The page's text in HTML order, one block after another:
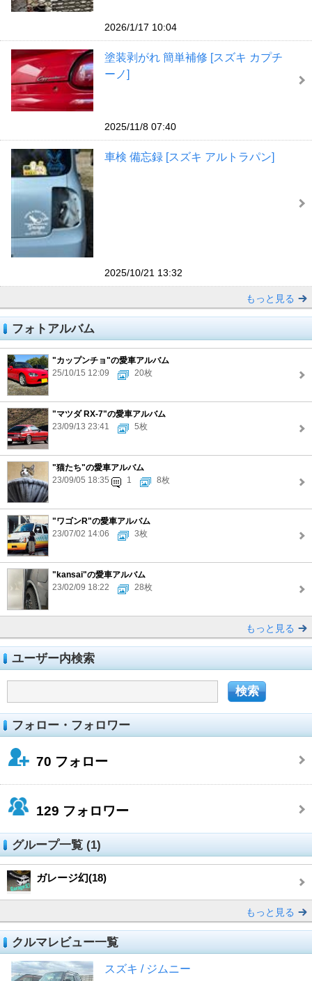
2026/1/17 10:04
塗装剥がれ 簡単補修 [スズキ カプチ
ーノ]
2025/11/8 07:40
車検 備忘録 [スズキ アルトラパン]
2025/10/21 13:32
もっと見る
フォトアルバム
"カップンチョ"の愛車アルバム
25/10/15 12:09
20枚
"マツダ RX-7"の愛車アルバム
23/09/13 23:41
5枚
"猫たち"の愛車アルバム
23/09/05 18:35
1 8枚
"ワゴンR"の愛車アルバム
23/07/02 14:06
3枚
"kansai"の愛車アルバム
23/02/09 18:22
28枚
もっと見る
ユーザー内検索
フォロー・フォロワー
70 フォロー
129 フォロワー
グループ一覧 (1)
ガレージ幻(18)
もっと見る
クルマレビュー一覧
スズキ / ジムニー